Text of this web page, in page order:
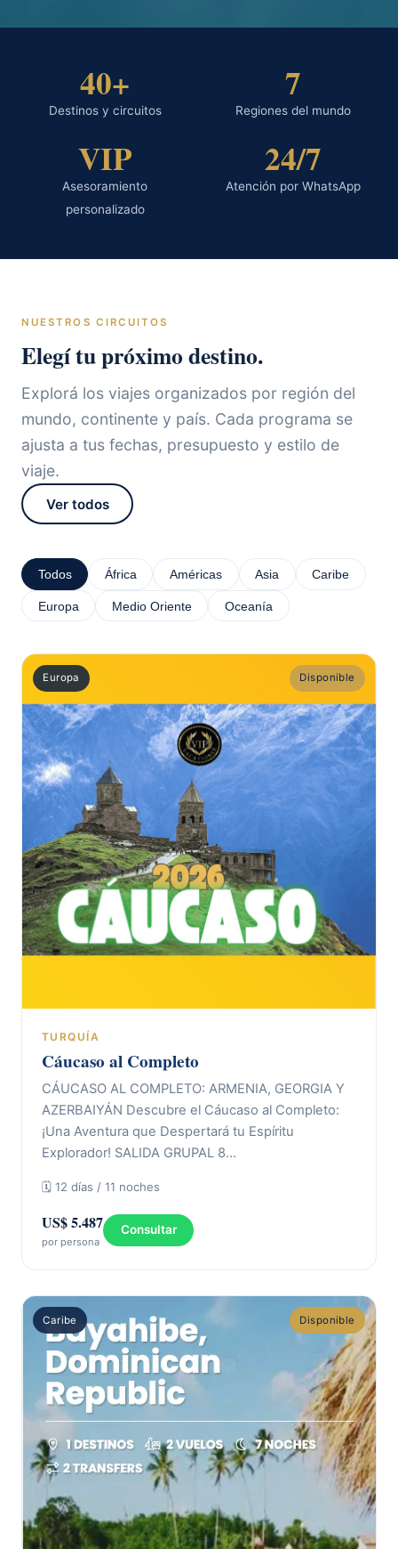
40+
Destinos y circuitos
7
Regiones del mundo
VIP
Asesoramiento
personalizado
24/7
Atención por WhatsApp
NUESTROS CIRCUITOS
Elegí tu próximo destino.
Explorá los viajes organizados por región del
mundo, continente y país. Cada programa se
ajusta a tus fechas, presupuesto y estilo de
viaje.
Ver todos
Todos África Américas Asia Caribe
Europa Medio Oriente Oceanía
Europa Disponible
TURQUÍA
Cáucaso al Completo
CÁUCASO AL COMPLETO: ARMENIA, GEORGIA Y
AZERBAIYÁN Descubre el Cáucaso al Completo:
¡Una Aventura que Despertará tu Espíritu
Explorador! SALIDA GRUPAL 8…
🗓 12 días / 11 noches
US$ 5.487
por persona
Consultar
Caribe Disponible